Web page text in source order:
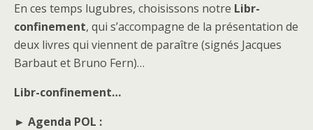
En ces temps lugubres, choisissons notre Libr-
confinement, qui s’accompagne de la présentation de
deux livres qui viennent de paraître (signés Jacques
Barbaut et Bruno Fern)…
Libr-confinement…
► Agenda POL :